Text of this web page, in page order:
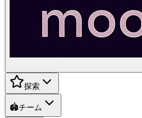
探索
🏟️チーム